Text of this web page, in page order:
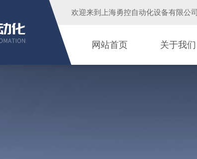
欢迎来到 上海勇控自动化设备有限公司
网站首页 关于我们